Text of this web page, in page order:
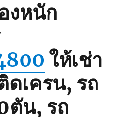
งหนัก
ให้เช่า
ดเครน, รถ
ตัน, รถ